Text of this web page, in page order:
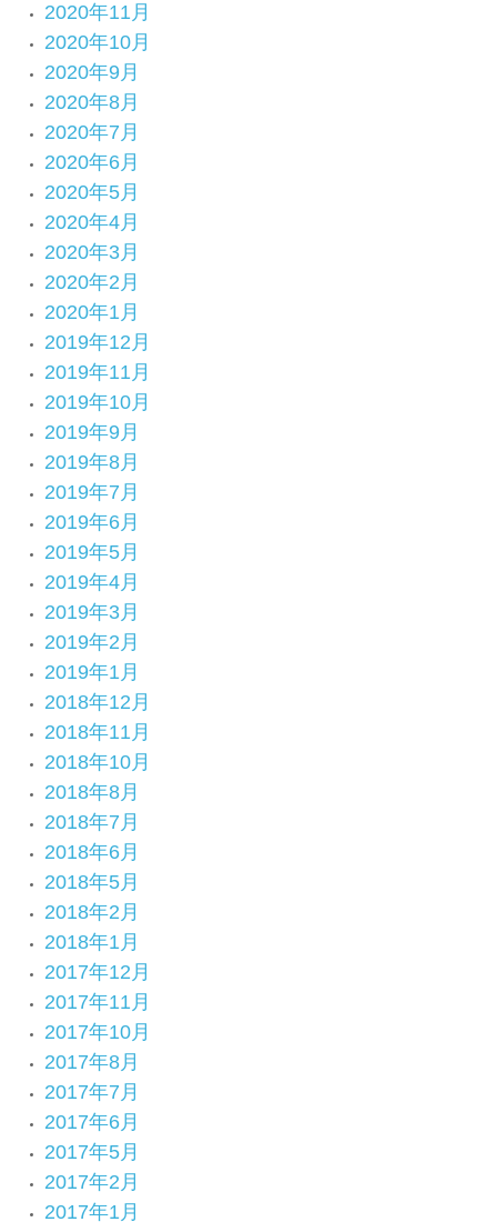
2020年11月
2020年10月
2020年9月
2020年8月
2020年7月
2020年6月
2020年5月
2020年4月
2020年3月
2020年2月
2020年1月
2019年12月
2019年11月
2019年10月
2019年9月
2019年8月
2019年7月
2019年6月
2019年5月
2019年4月
2019年3月
2019年2月
2019年1月
2018年12月
2018年11月
2018年10月
2018年8月
2018年7月
2018年6月
2018年5月
2018年2月
2018年1月
2017年12月
2017年11月
2017年10月
2017年8月
2017年7月
2017年6月
2017年5月
2017年2月
2017年1月